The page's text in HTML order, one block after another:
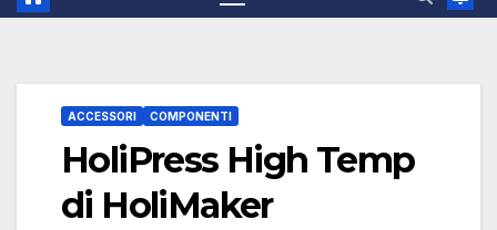
ACCESSORI COMPONENTI
HoliPress High Temp
di HoliMaker